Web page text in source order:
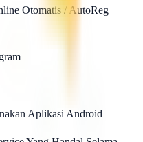
Otomatis / AutoReg
Aplikasi Android